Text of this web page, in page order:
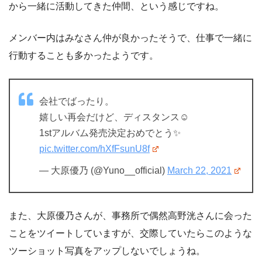
から一緒に活動してきた仲間、という感じですね。
メンバー内はみなさん仲が良かったそうで、仕事で一緒に
行動することも多かったようです。
会社でばったり。
嬉しい再会だけど、ディスタンス☺︎
1stアルバム発売決定おめでとう✨
pic.twitter.com/hXfFsunU8f
— 大原優乃 (@Yuno__official) March 22, 2021
また、大原優乃さんが、事務所で偶然高野洸さんに会った
ことをツイートしていますが、交際していたらこのような
ツーショット写真をアップしないでしょうね。